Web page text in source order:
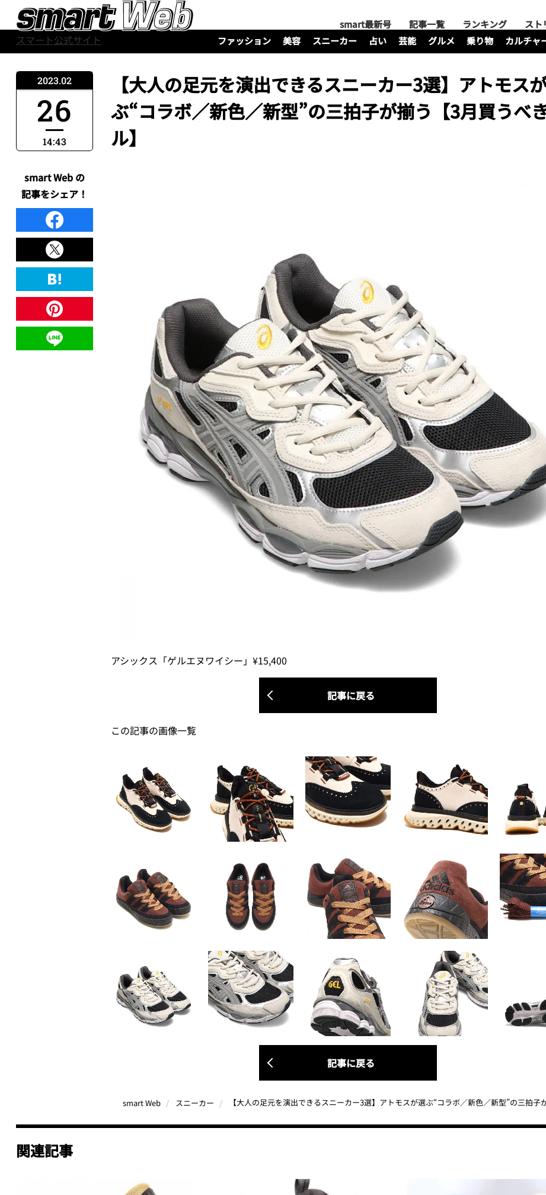
スマート公式サイト
smart最新号 記事一覧 ランキング
スト
ファッション
美容 スニーカー 占い 芸能 グルメ 乗り物 カルチャ
【大人の足元を演出できるスニーカー3選】アトモス
ぶ“コラボ／新色／新型”の三拍子が揃う【3月買うべ
ル】
アシックス「ゲルエヌワイシー」¥15,400
記事に戻る
この記事の画像一覧
記事に戻る
smart Web スニーカー
2023.02
26
14:43
smart Web の
記事をシェア！
関連記事